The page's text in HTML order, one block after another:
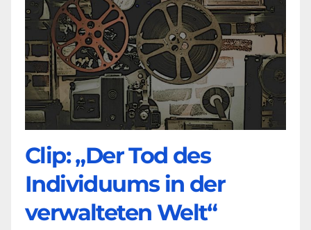
Clip: „Der Tod des
Individuums in der
verwalteten Welt“